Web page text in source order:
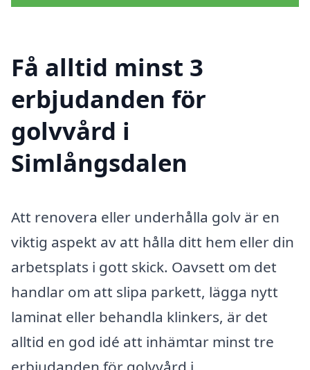
Få alltid minst 3
erbjudanden för
golvvård i
Simlångsdalen
Att renovera eller underhålla golv är en
viktig aspekt av att hålla ditt hem eller din
arbetsplats i gott skick. Oavsett om det
handlar om att slipa parkett, lägga nytt
laminat eller behandla klinkers, är det
alltid en god idé att inhämtar minst tre